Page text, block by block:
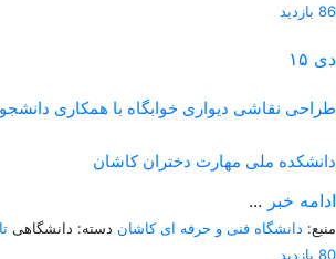
86 بازدید
۱۵ دی
طراحی نقاشی دیواری خوابگاه با همکاری
دانشکده ملی مهارت دختران کاشان
... ادامه خبر
منبع: دانشگاه فنی و حرفه ای کاشان دسته: دانشگاهی
80 بازدید